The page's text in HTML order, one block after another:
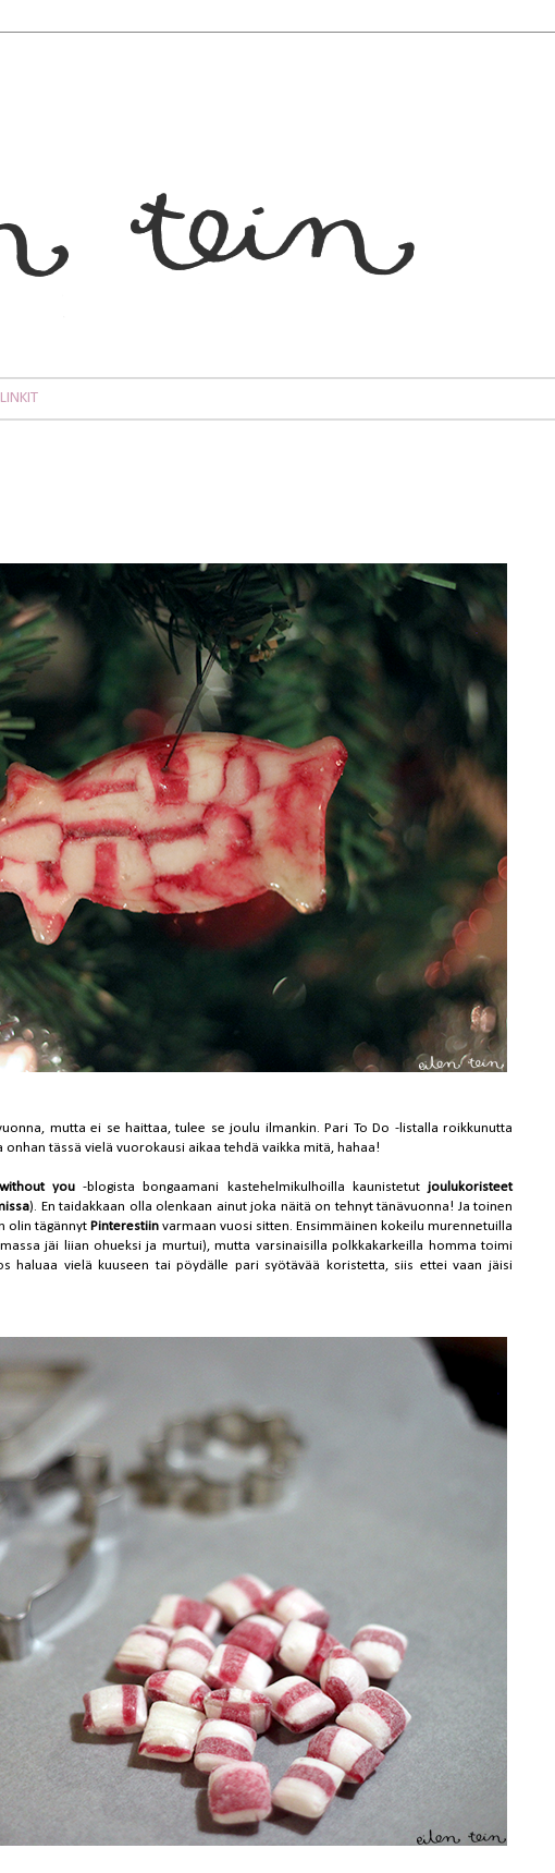
LINKIT
mutta ei se haittaa, tulee se joulu ilmankin. Pari To Do -listalla roikkunutta
tässä vielä vuorokausi aikaa tehdä vaikka mitä, hahaa!
you-blogista bongaamani kastehelmikulhoilla kaunistetut joulukoristeet
). En taidakkaan olla olenkaan ainut joka näitä on tehnyt tänävuonna! Ja toinen
olin tägännyt Pinterestiin varmaan vuosi sitten. Ensimmäinen kokeilu murennetuilla
jäi liian ohueksi ja murtui), mutta varsinaisilla polkkakarkeilla homma toimi
haluaa vielä kuuseen tai pöydälle pari syötävää koristetta, siis ettei vaan jäisi